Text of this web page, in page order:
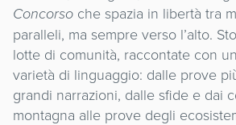
Concorso che spazia in libertà tra
paralleli, ma sempre verso l’alto.
lotte di comunità, raccontate con
varietà di linguaggio: dalle prove
grandi narrazioni, dalle sfide e dai
montagna alle prove degli